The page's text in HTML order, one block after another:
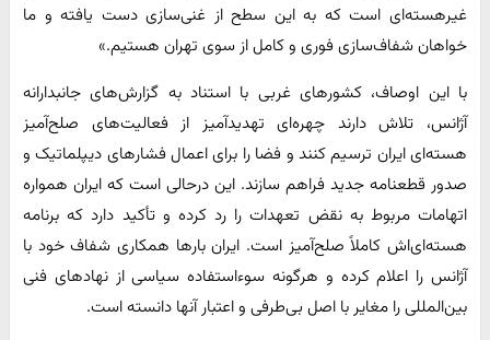
غیرهسته‌ای است که به این سطح از غنی‌سازی دست یافته و ما
خواهان شفاف‌سازی فوری و کامل از سوی تهران هستیم.»
با این اوصاف، کشورهای غربی با استناد به گزارش‌های جانبدارانه
آژانس، تلاش دارند چهره‌ای تهدیدآمیز از فعالیت‌های صلح‌آمیز
هسته‌ای ایران ترسیم کنند و فضا را برای اعمال فشارهای دیپلماتیک و
صدور قطعنامه جدید فراهم سازند. این درحالی است که ایران همواره
اتهامات مربوط به نقض تعهدات را رد کرده و تأکید دارد که برنامه
هسته‌ای‌اش ‌کاملاً صلح‌آمیز است. ایران بارها همکاری شفاف خود با
آژانس را اعلام کرده و هرگونه سوءاستفاده سیاسی از نهادهای فنی
بین‌المللی را مغایر با اصل بی‌طرفی و اعتبار آنها دانسته است.